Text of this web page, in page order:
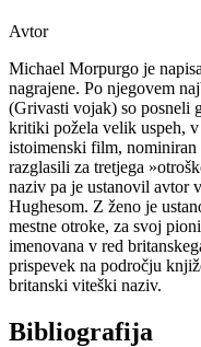
Avtor
Michael Morpurgo je
nagrajene. Po njegovem
(Grivasti vojak) so posneli
kritiki požela velik uspeh, v
istoimenski film, nominiran
razglasili za tretjega
naziv pa je ustanovil avtor
Hughesom. Z ženo je
mestne otroke, za svoj
imenovana v red
prispevek na področju
britanski viteški naziv.
Bibliografija